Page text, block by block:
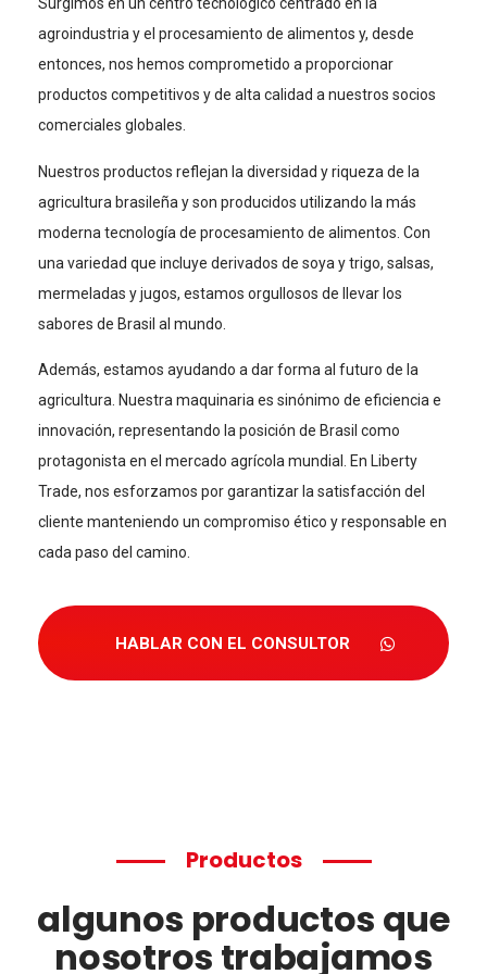
agroindustria y el procesamiento de alimentos y, desde
entonces, nos hemos comprometido a proporcionar
productos competitivos y de alta calidad a nuestros socios
comerciales globales.
Nuestros productos reflejan la diversidad y riqueza de la
agricultura brasileña y son producidos utilizando la más
moderna tecnología de procesamiento de alimentos. Con
una variedad que incluye derivados de soya y trigo, salsas,
mermeladas y jugos, estamos orgullosos de llevar los
sabores de Brasil al mundo.
Además, estamos ayudando a dar forma al futuro de la
agricultura. Nuestra maquinaria es sinónimo de eficiencia e
innovación, representando la posición de Brasil como
protagonista en el mercado agrícola mundial.
En Liberty
Trade, nos esforzamos por garantizar la satisfacción del
cliente manteniendo un compromiso ético y responsable en
cada paso del camino.
HABLAR CON EL CONSULTOR
Productos
algunos productos que
nosotros trabajamos